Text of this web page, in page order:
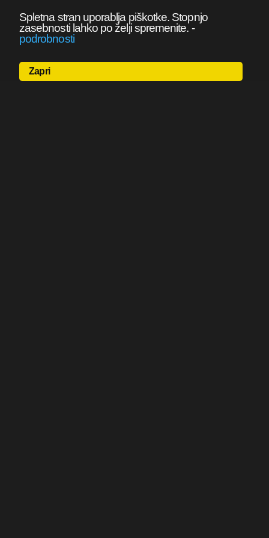
Spletna stran uporablja piškotke. Stopnjo
zasebnosti lahko po želji spremenite. -
podrobnosti
Zapri